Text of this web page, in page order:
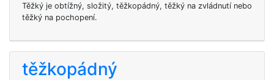
Těžký je obtížný, složitý, těžkopádný, těžký na zvládnutí nebo
těžký na pochopení.
těžkopádný